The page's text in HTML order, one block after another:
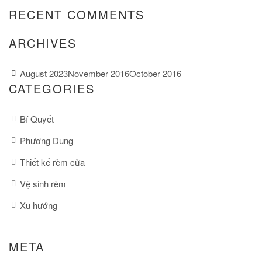
RECENT COMMENTS
ARCHIVES
August 2023November 2016October 2016
CATEGORIES
Bí Quyết
Phương Dung
Thiết kế rèm cửa
Vệ sinh rèm
Xu hướng
META